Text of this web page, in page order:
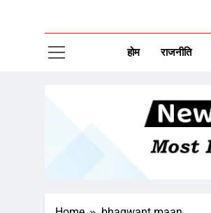
होम राजनीति